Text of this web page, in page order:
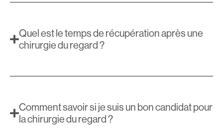
Quel est le temps de récupération après une
chirurgie du regard ?
Comment savoir si je suis un bon candidat pour
la chirurgie du regard ?